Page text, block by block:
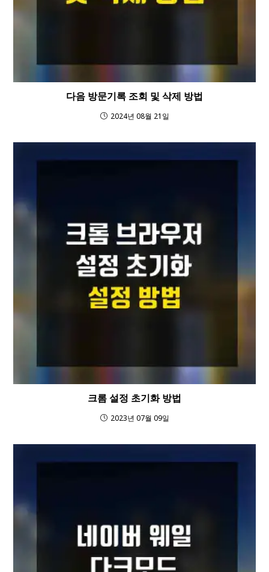
다음 방문기록 조회 및 삭제 방법
2024년 08월 21일
크롬 설정 초기화 방법
2023년 07월 09일